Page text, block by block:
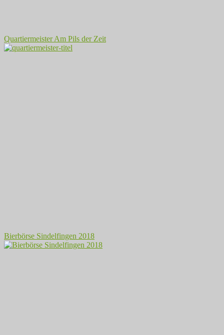
Quartiermeister Am Pils der Zeit
Bierbörse Sindelfingen 2018